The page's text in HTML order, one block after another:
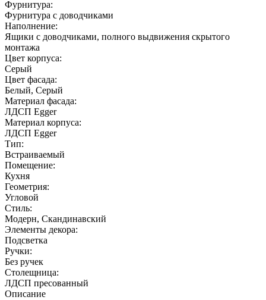
Фурнитура:
Фурнитура с доводчиками
Наполнение:
Ящики с доводчиками, полного выдвижения скрытого
монтажа
Цвет корпуса:
Серый
Цвет фасада:
Белый, Серый
Материал фасада:
ЛДСП Egger
Материал корпуса:
ЛДСП Egger
Тип:
Встраиваемый
Помещение:
Кухня
Геометрия:
Угловой
Стиль:
Модерн, Скандинавский
Элементы декора:
Подсветка
Ручки:
Без ручек
Столещница:
ЛДСП пресованный
Описание